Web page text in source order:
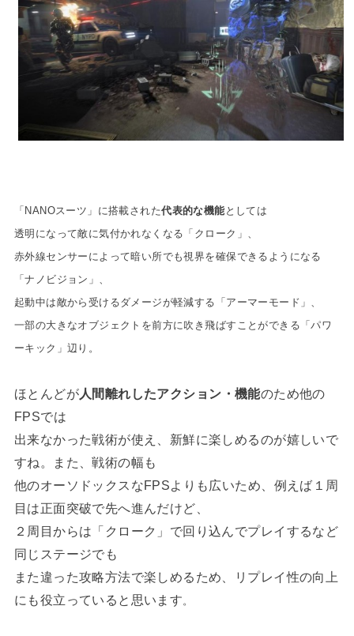
「NANOスーツ」に搭載された代表的な機能 としては
透明になって敵に気付かれなくなる「クローク」、
赤外線センサーによって暗い所でも視界を確保できるようになる
「ナノビジョン」、
起動中は敵から受けるダメージが軽減する「アーマーモード」、
一部の大きなオブジェクトを前方に吹き飛ばすことができる「パワ
ーキック」辺り。
ほとんどが人間離れしたアクション・機能のため他の
FPSでは
出来なかった戦術が使え、新鮮に楽しめるのが嬉しいで
すね。また、戦術の幅も
他のオーソドックスなFPSよりも広いため、例えば１周
目は正面突破で先へ進んだけど、
２周目からは「クローク」で回り込んでプレイするなど
同じステージでも
また違った攻略方法で楽しめるため、リプレイ性の向上
にも役立っていると思います 。